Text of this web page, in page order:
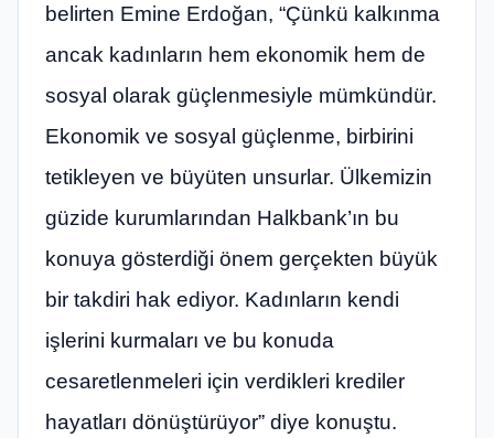
belirten Emine Erdoğan, “Çünkü kalkınma
ancak kadınların hem ekonomik hem de
sosyal olarak güçlenmesiyle mümkündür.
Ekonomik ve sosyal güçlenme, birbirini
tetikleyen ve büyüten unsurlar. Ülkemizin
güzide kurumlarından Halkbank’ın bu
konuya gösterdiği önem gerçekten büyük
bir takdiri hak ediyor. Kadınların kendi
işlerini kurmaları ve bu konuda
cesaretlenmeleri için verdikleri krediler
hayatları dönüştürüyor” diye konuştu.